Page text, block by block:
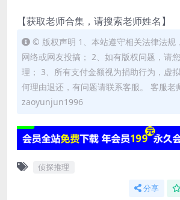
【获取老师合集，请搜索老师姓名】
© 版权声明 1、本站遵守相关法律法规
网络或网友投搞； 2、如有版权问题，请
理； 3、所有支付金额视为捐助行为，虚
何理由退还，有问题请联系客服。 客服老
zaoyunjun1996
侦探推理
分享